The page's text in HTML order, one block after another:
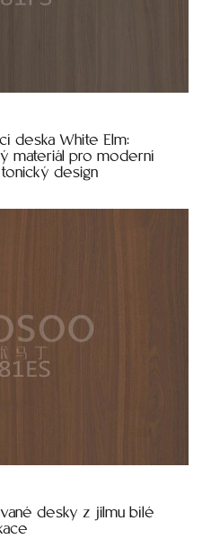
deska White Elm:
materiál pro moderní
design
desky z jilmu bílé